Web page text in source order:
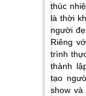
thúc
là thời
người
Riêng
trình
thành
tạo
show